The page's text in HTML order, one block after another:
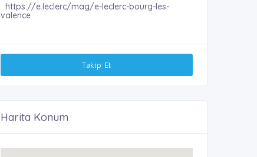
https://e.leclerc/mag/e-leclerc-bourg-les-
valence
Takip Et
Harita Konum